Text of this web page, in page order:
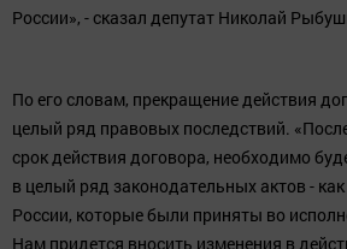
России», - сказал депутат Николай
По его словам, прекращение действия
целый ряд правовых последствий.
срок действия договора, необходимо
в целый ряд законодательных актов - как
России, которые были приняты во
Нам придется вносить изменения в